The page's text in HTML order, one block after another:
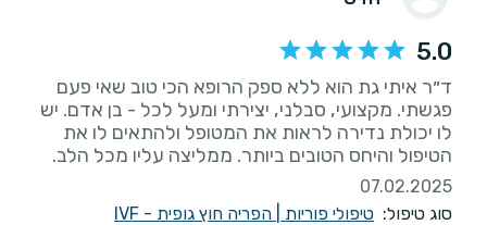
5.0
ד״ר איתי גת הוא ללא ספק הרופא הכי טוב שאי פעם
פגשתי. מקצועי, סבלני, יצירתי ומעל לכל - בן אדם. יש
לו יכולת נדירה לראות את המטופל ולהתאים לו את
הטיפול והיחס הטובים ביותר. ממליצה עליו מכל הלב.
07.02.2025
סוג טיפול: טיפולי פוריות הפריה חוץ גופית - IVF